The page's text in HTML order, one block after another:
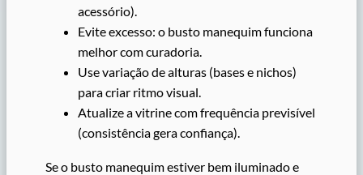
acessório).
Evite excesso: o busto manequim funciona
melhor com curadoria.
Use variação de alturas (bases e nichos)
para criar ritmo visual.
Atualize a vitrine com frequência previsível
(consistência gera confiança).
Se o busto manequim estiver bem iluminado e